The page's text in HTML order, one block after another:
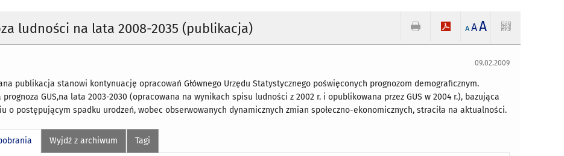
ludności na lata 2008-2035 (publikacja) A AA
09.02.2009
publikacja stanowi kontynuację opracowań Głównego Urzędu Statystycznego poświęconych prognozom demograficznym.
prognoza GUS,na lata 2003-2030 (opracowana na wynikach spisu ludności z 2002 r. i opublikowana przez GUS w 2004 r.), bazująca
o postępującym spadku urodzeń, wobec obserwowanych dynamicznych zmian społeczno-ekonomicznych, straciła na aktualności.
Wyjdź z archiwum Tagi